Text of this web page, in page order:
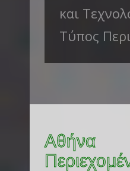
και
Τύπος